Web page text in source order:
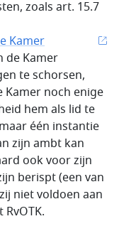
zoals art. 15.7
Kamer
de Kamer
te schorsen,
Kamer noch enige
hem als lid te
één instantie
zijn ambt kan
ook voor zijn
berispt (een van
niet voldoen aan